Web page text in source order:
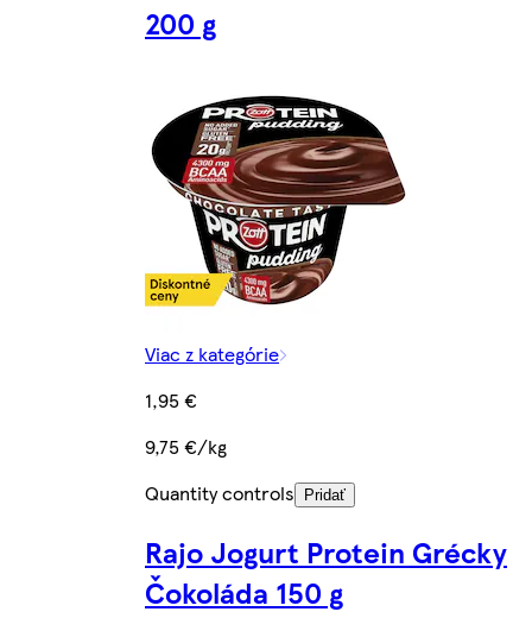
200 g
Viac z kategórie
1,95 €
9,75 €/kg
Quantity controls
Pridať
Rajo Jogurt Protein Grécky
Čokoláda 150 g